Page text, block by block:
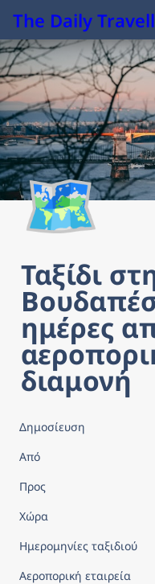
The Daily
🗺️
Ταξίδι
ημέρες
διαμονή
Δημοσίευση
Από
Προς
Χώρα
Ημερομηνίες ταξιδιού
Αεροπορική εταιρεία